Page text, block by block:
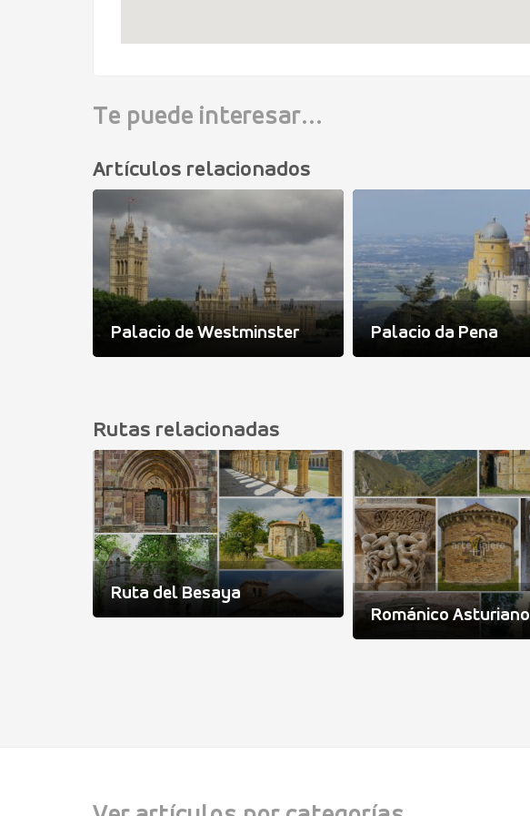
Te puede interesar...
Artículos relacionados
Palacio de Westminster Palacio da Pena
Rutas relacionadas
Ruta del Besaya
Románico Asturiano